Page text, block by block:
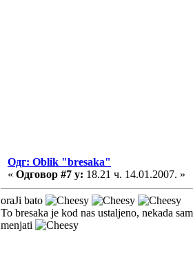
Одг: Oblik "bresaka"
« Одговор #7 у: 18.21 ч. 14.01.2007. »
oraJi bato
To bresaka je kod nas ustaljeno, nekada
menjati